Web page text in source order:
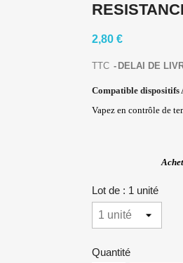
2,80 €
TTC DELAI DE
Compatible dispositifs
Vapez en contrôle de
Lot de : 1 unité
Quantité